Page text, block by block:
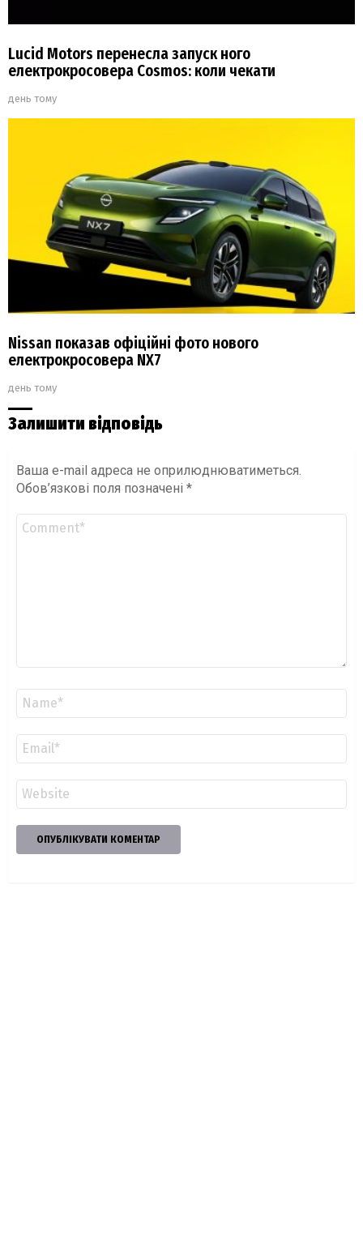
Lucid Motors перенесла запуск ного
електрокросовера Cosmos: коли чекати
день тому
Nissan показав офіційні фото нового
електрокросовера NX7
день тому
Залишити відповідь
Ваша e-mail адреса не оприлюднюватиметься.
Обов’язкові поля позначені *